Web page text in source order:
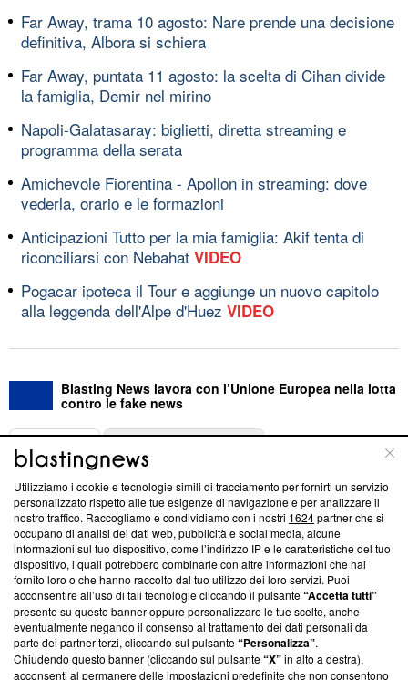
Far Away, trama 10 agosto: Nare prende una decisione
definitiva, Albora si schiera
Far Away, puntata 11 agosto: la scelta di Cihan divide
la famiglia, Demir nel mirino
Napoli-Galatasaray: biglietti, diretta streaming e
programma della serata
Amichevole Fiorentina - Apollon in streaming: dove
vederla, orario e le formazioni
Anticipazioni Tutto per la mia famiglia: Akif tenta di
riconciliarsi con Nebahat VIDEO
Pogacar ipoteca il Tour e aggiunge un nuovo capitolo
alla leggenda dell'Alpe d'Huez VIDEO
Blasting News lavora con l’Unione Europea nella lotta
contro le fake news
ABOUT
Questa sezione offre informazioni trasparenti su Blasting
News, sui nostri processi editoriali e su come ci impegniamo a
creare news di qualità. Inoltre, afferma la nostra aderenza a
‘Trust Project - News with Integrity’Blasting News non è
ancora membro del programma, ma ha richiesto di farne
parte; Trust Project non ha ancora effettuato una verifica di
conformità agli standard.
Su di noi
Utilizziamo i cookie e tecnologie simili di tracciamento per fornirti un servizio
personalizzato rispetto alle tue esigenze di navigazione e per analizzare il
nostro traffico. Raccogliamo e condividiamo con i nostri 1624partner che si
occupano di analisi dei dati web, pubblicità e social media, alcune
informazioni sul tuo dispositivo, come l’indirizzo IP e le caratteristiche del tuo
dispositivo, i quali potrebbero combinarle con altre informazioni che hai
fornito loro o che hanno raccolto dal tuo utilizzo dei loro servizi. Puoi
acconsentire all’uso di tali tecnologie cliccando il pulsante“Accetta tutti”
presente su questo banner oppure personalizzare le tue scelte, anche
eventualmente negando il consenso al trattamento dei dati personali da
parte dei partner terzi, cliccando sul pulsante“Personalizza”.
Chiudendo questo banner (cliccando sul pulsante“X”in alto a destra),
acconsenti al permanere delle impostazioni predefinite che non consentono